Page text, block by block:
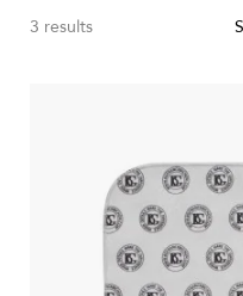
3 results